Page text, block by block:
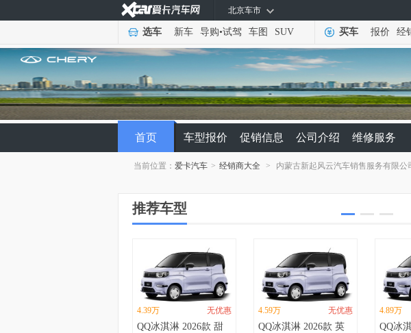
北京车市
选车 新车 导购•试驾 车图 SUV 买车 报价 经
首页 车型报价 促销信息 公司介绍 维修服务
当前位置： 爱卡汽车 > 经销商大全 > 内蒙古新起风云汽车销售服务有限公
推荐车型
4.39万 无优惠
QQ冰淇淋 2026款 甜
4.59万 无优惠
QQ冰淇淋 2026款 英
4.89万
QQ冰